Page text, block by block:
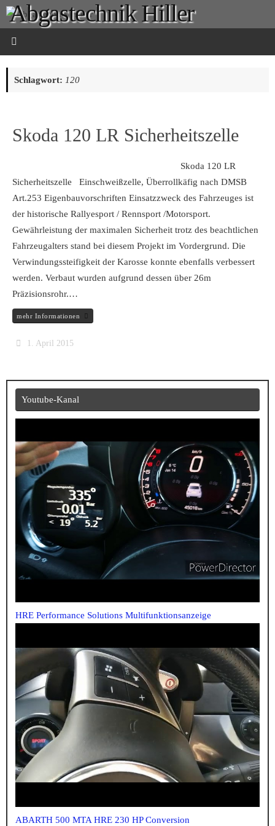
Zum
Inhalt
springen
Abgastechnik Hiller
Ihr Partner für
Sportauspuffanlagen in
Schlagwort: 120
Skoda 120 LR Sicherheitszelle
Skoda 120 LR
Sicherheitszelle Einschweißzelle, Überrollkäfig nach DMSB
Art.253 Eigenbauvorschriften Einsatzzweck des Fahrzeuges ist
der historische Rallyesport / Rennsport /Motorsport.
Gewährleistung der maximalen Sicherheit trotz des beachtlichen
Fahrzeugalters stand bei diesem Projekt im Vordergrund. Die
Verwindungssteifigkeit der Karosse konnte ebenfalls verbessert
werden. Verbaut wurden aufgrund dessen über 26m
Präzisionsrohr.…
mehr Informationen
1. April 2015
Youtube-Kanal
HRE Performance Solutions Multifunktionsanzeige
ABARTH 500 MTA HRE 230 HP Conversion